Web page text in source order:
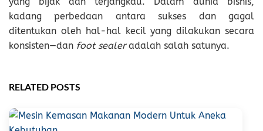
kadang perbedaan antara sukses dan gagal
ditentukan oleh hal-hal kecil yang dilakukan secara
konsisten—dan foot sealeradalah salah satunya.
RELATED POSTS